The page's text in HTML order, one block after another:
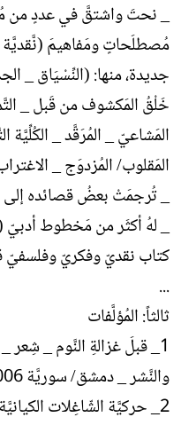
_ نحتَ واشتقَّ في عددٍ من
مُصطلَحاتٍ ومَفاهيمَ
جديدة، منها: (النِّسْيَاق _
خَلْقُ المَكشوف من قَبل _
المَشاعيّ _ المُرَقَّد _ الكُلِّيَّة
المَقلوب/ المُزدوَج _
_ تُرجمَتْ بعضُ قصائده إلى
_ لهُ أكثَر من مَخطوط
كتاب نقديّ وفكريّ وفلسفيّ
...
ثالثاً: المُؤلَّفات
1_ قبلَ غزالةِ النَّوم _ شِعر
والنَّشر _ دمشق/ سوريَّة 2006.
2_ حركيَّة الشّاغِلات